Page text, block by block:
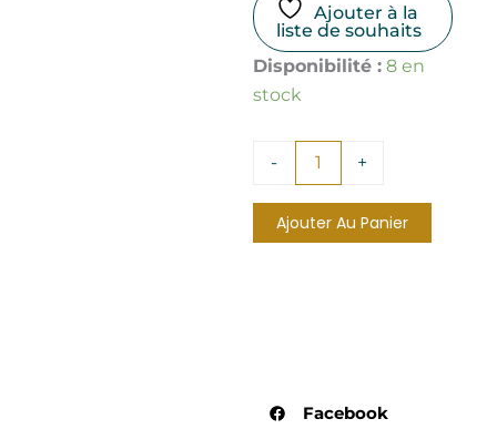
Ajouter à la
liste de souhaits
Disponibilité : 8 en
stock
-
quantité
Chandelle
Rose
+
Ajouter Au Panier
Facebook